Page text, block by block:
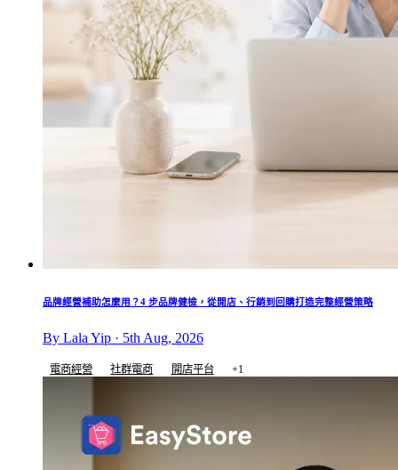
品牌經營補助怎麼用？4 步品牌健檢，從開店、行銷到回購打造完整經營策略
By Lala Yip · 5th Aug, 2026
電商經營 社群電商 開店平台 +1